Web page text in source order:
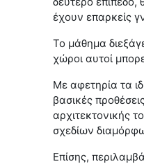
έχουν επαρκείς
Το μάθημα
χώροι αυτοί
Με αφετηρία τα
βασικές
αρχιτεκτονικής
σχεδίων
Επίσης,